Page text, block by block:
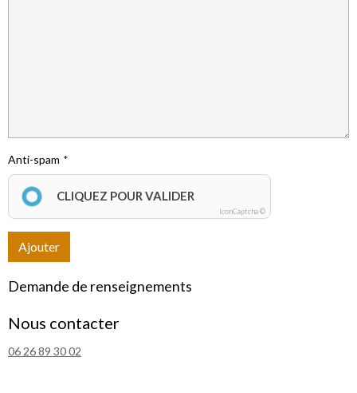
Anti-spam
CLIQUEZ POUR VALIDER
IconCaptcha ©
Ajouter
Demande de renseignements
Nous contacter
06 26 89 30 02